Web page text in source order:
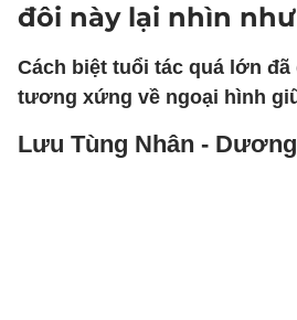
đôi này lại nhìn
Cách biệt tuổi tác quá lớn
tương xứng về ngoại hình
Lưu Tùng Nhân -